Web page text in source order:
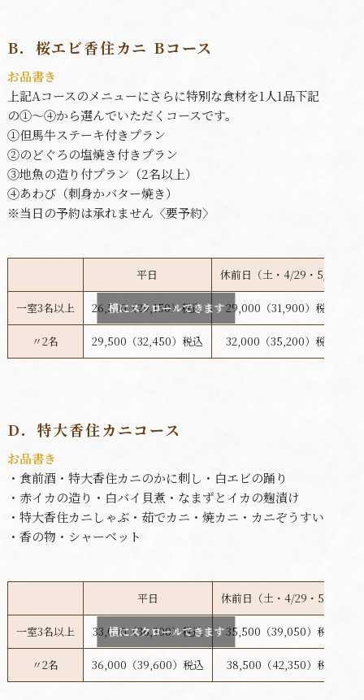
B．桜エビ香住カニ Bコース
お品書き
上記Aコースのメニューにさらに特別な食材を1人1品下記
の①～④から選んでいただくコースです。
①但馬牛ステーキ付きプラン
②のどぐろの塩焼き付きプラン
③地魚の造り付プラン（2名以上）
④あわび（刺身かバター焼き）
※当日の予約は承れません〈要予約〉
平日 休前日（土・4/29・5/1）
一室3名以上 26,500（29,150）税込 29,000（31,900）税込
〃2名 29,500（32,450）税込 32,000（35,200）税込
横にスクロールできます
D．特大香住カニコース
お品書き
・食前酒・特大香住カニのかに刺し ・白エビの踊り
・赤イカの造り ・白バイ貝煮 ・なまずとイカの麹漬け
・特大香住カニしゃぶ・茹でカニ ・焼カニ ・カニぞうすい
・香の物 ・シャーベット
平日 休前日（土・4/29・5/1）
一室3名以上 33,000（36,300）税込 35,500（39,050）税込
〃2名 36,000（39,600）税込 38,500（42,350）税込
横にスクロールできます